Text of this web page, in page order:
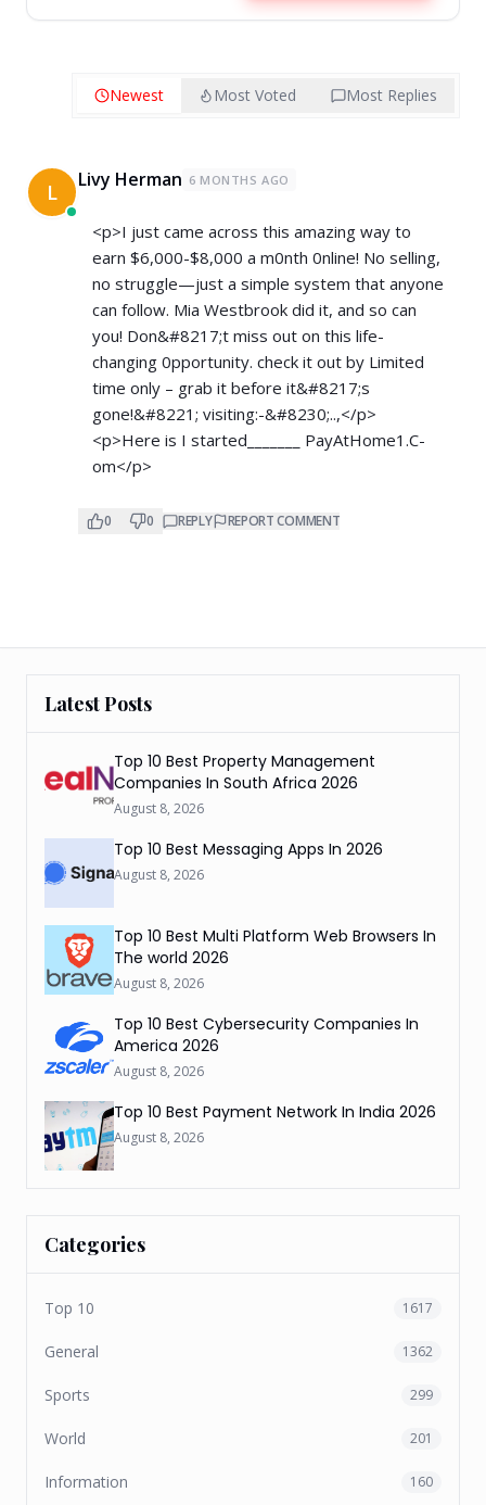
Newest Most Voted Most Replies
L Livy Herman 6 MONTHS AGO
<p>I just came across this amazing way to
earn $6,000-$8,000 a m0nth 0nline! No selling,
no struggle—just a simple system that anyone
can follow. Mia Westbrook did it, and so can
you! Don&#8217;t miss out on this life-
changing 0pportunity. check it out by Limited
time only – grab it before it&#8217;s
gone!&#8221; visiting:-&#8230;..,</p>
<p>Here is I started_______ ­P­a­y­A­t­H­o­m­e­1­.­C­
om</p>
0 0 REPLY REPORT COMMENT
Latest Posts
Top 10 Best Property Management
Companies In South Africa 2026
August 8, 2026
Top 10 Best Messaging Apps In 2026
August 8, 2026
Top 10 Best Multi Platform Web Browsers In
The world 2026
August 8, 2026
Top 10 Best Cybersecurity Companies In
America 2026
August 8, 2026
Top 10 Best Payment Network In India 2026
August 8, 2026
Categories
Top 10 1617
General 1362
Sports 299
World 201
Information 160